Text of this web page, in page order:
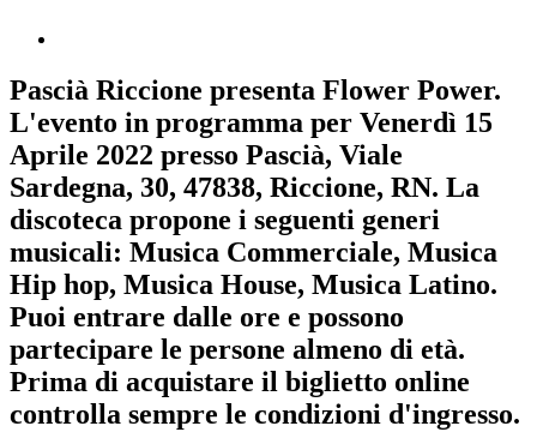
Pascià Riccione presenta Flower Power.
L'evento in programma per Venerdì 15
Aprile 2022 presso Pascià, Viale
Sardegna, 30, 47838, Riccione, RN. La
discoteca propone i seguenti generi
musicali: Musica Commerciale, Musica
Hip hop, Musica House, Musica Latino.
Puoi entrare dalle ore e possono
partecipare le persone almeno di età.
Prima di acquistare il biglietto online
controlla sempre le condizioni d'ingresso.